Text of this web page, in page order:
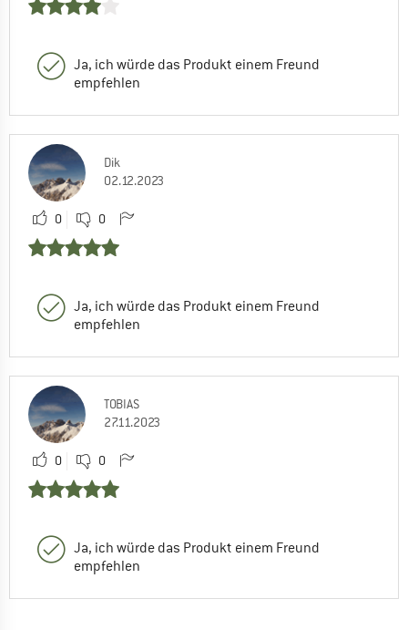
Ja, ich würde das Produkt einem Freund
empfehlen
Dik
02.12.2023
0 0
Ja, ich würde das Produkt einem Freund
empfehlen
TOBIAS
27.11.2023
0 0
Ja, ich würde das Produkt einem Freund
empfehlen